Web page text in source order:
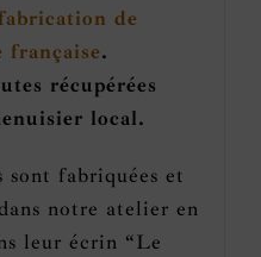
de
.
récupérées
local.
sont fabriquées et
notre atelier en
leur écrin “Le